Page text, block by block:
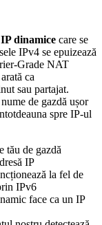
dinamice care se
IPv4 se epuizează
Grade NAT
ca
sau partajat.
de gazdă ușor
spre IP-ul
de gazdă
IP
la fel de
IPv6
face ca un IP